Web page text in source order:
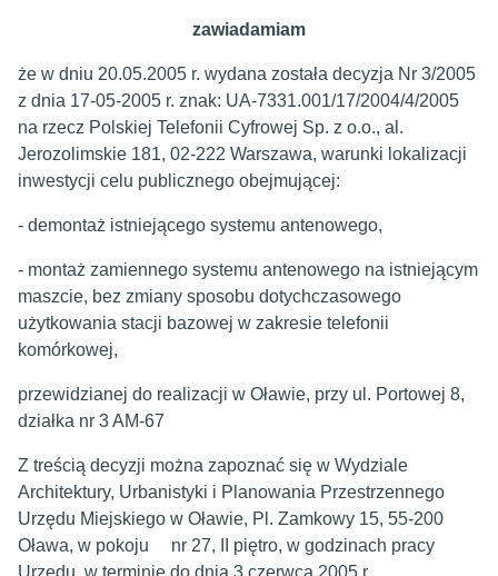
zawiadamiam
że w dniu 20.05.2005 r. wydana została decyzja Nr 3/2005
z dnia 17-05-2005 r. znak: UA-7331.001/17/2004/4/2005
na rzecz Polskiej Telefonii Cyfrowej Sp. z o.o., al.
Jerozolimskie 181, 02-222 Warszawa, warunki lokalizacji
inwestycji celu publicznego obejmującej:
- demontaż istniejącego systemu antenowego,
- montaż zamiennego systemu antenowego na istniejącym
maszcie, bez zmiany sposobu dotychczasowego
użytkowania stacji bazowej w zakresie telefonii
komórkowej,
przewidzianej do realizacji w Oławie, przy ul. Portowej 8,
działka nr 3 AM-67
Z treścią decyzji można zapoznać się w Wydziale
Architektury, Urbanistyki i Planowania Przestrzennego
Urzędu Miejskiego w Oławie, Pl. Zamkowy 15, 55-200
Oława, w pokoju nr 27, II piętro, w godzinach pracy
Urzędu, w terminie do dnia 3 czerwca 2005 r.